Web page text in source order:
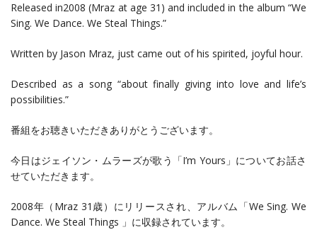
Released in2008 (Mraz at age 31) and included in the album “We
Sing. We Dance. We Steal Things.”
Written by Jason Mraz, just came out of his spirited, joyful hour.
Described as a song “about finally giving into love and life’s
possibilities.”
番組をお聴きいただきありがとうございます。
今日はジェイソン・ムラーズが歌う「I’m Yours」についてお話さ
せていただきます。
2008年（Mraz 31歳）にリリースされ、アルバム「We Sing. We
Dance. We Steal Things 」に収録されています。